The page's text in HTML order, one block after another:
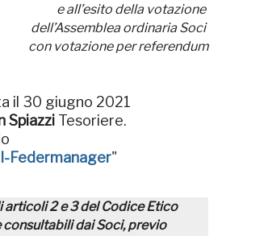
e all’esito della votazione
dell’Assemblea ordinaria Soci
con votazione per referendum
il 30 giugno 2021
Spiazzi Tesoriere.
Federmanager"
2 e 3 del Codice Etico
dai Soci, previo